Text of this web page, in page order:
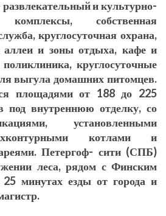
и культурно-
комплексы, собственная
круглосуточная охрана,
аллеи и зоны отдыха, кафе и
круглосуточные
выгула домашних питомцев.
площадями от 188 до 225
под внутреннюю отделку, со
установленными
котлами и
Петергоф- сити (СПБ)
леса, рядом с Финским
минутах езды от города и